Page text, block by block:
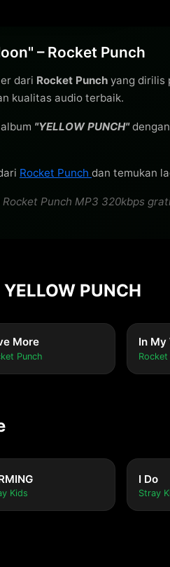
– Rocket Punch
dari Rocket Punch yang dirilis
kualitas audio terbaik.
"YELLOW PUNCH"
Rocket Punch dan temukan
Punch MP3 320kbps
PUNCH
More
Punch
In My
Rocket
Kids
I Do
Stray